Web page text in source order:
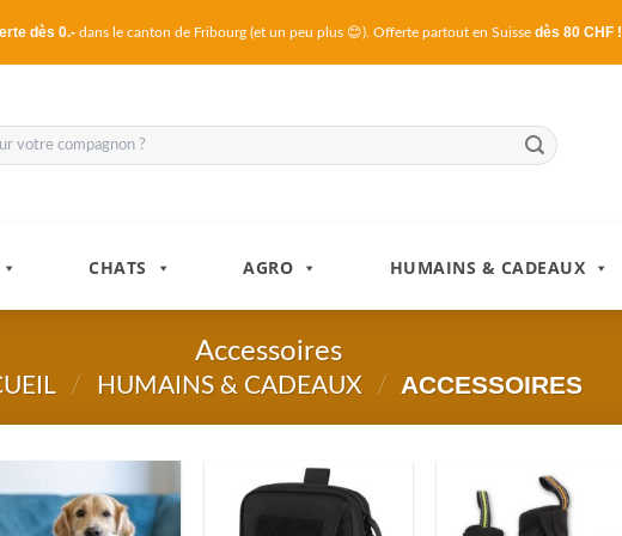
dès 0.- dans le canton de Fribourg (et un peu plus 😊). Offerte partout en Suisse dès 80 CHF !
CHATS AGRO HUMAINS & CADEAUX
Accessoires
/ HUMAINS & CADEAUX / ACCESSOIRES